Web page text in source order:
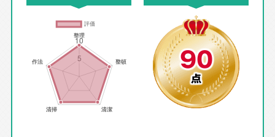
90
点